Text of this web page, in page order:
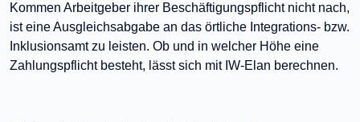
Kommen Arbeitgeber ihrer Beschäftigungspflicht nicht nach,
ist eine Ausgleichsabgabe an das örtliche Integrations- bzw.
Inklusionsamt zu leisten. Ob und in welcher Höhe eine
Zahlungspflicht besteht, lässt sich mit IW-Elan berechnen.